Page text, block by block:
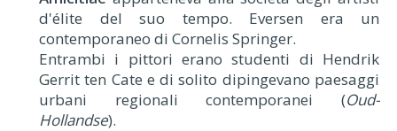
d'élite del suo tempo. Eversen era un
contemporaneo di Cornelis Springer.
Entrambi i pittori erano studenti di Hendrik
Gerrit ten Cate e di solito dipingevano paesaggi
urbani regionali contemporanei (Oud-
Hollandse).